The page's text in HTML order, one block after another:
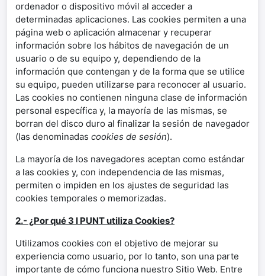
ordenador o dispositivo móvil al acceder a
determinadas aplicaciones. Las cookies permiten a una
página web o aplicación almacenar y recuperar
información sobre los hábitos de navegación de un
usuario o de su equipo y, dependiendo de la
información que contengan y de la forma que se utilice
su equipo, pueden utilizarse para reconocer al usuario.
Las cookies no contienen ninguna clase de información
personal específica y, la mayoría de las mismas, se
borran del disco duro al finalizar la sesión de navegador
(las denominadas cookies de sesión).
La mayoría de los navegadores aceptan como estándar
a las cookies y, con independencia de las mismas,
permiten o impiden en los ajustes de seguridad las
cookies temporales o memorizadas.
2.- ¿Por qué 3 I PUNT utiliza Cookies?
Utilizamos cookies con el objetivo de mejorar su
experiencia como usuario, por lo tanto, son una parte
importante de cómo funciona nuestro Sitio Web. Entre